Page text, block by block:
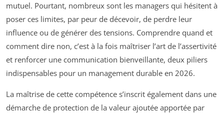
mutuel. Pourtant, nombreux sont les managers qui hésitent à
poser ces limites, par peur de décevoir, de perdre leur
influence ou de générer des tensions. Comprendre quand et
comment dire non, c’est à la fois maîtriser l’art de l’assertivité
et renforcer une communication bienveillante, deux piliers
indispensables pour un management durable en 2026.
La maîtrise de cette compétence s’inscrit également dans une
démarche de protection de la valeur ajoutée apportée par